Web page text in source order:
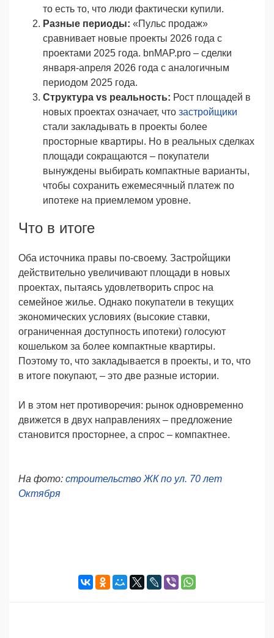
то есть то, что люди фактически купили.
Разные периоды: «Пульс продаж»
сравнивает новые проекты 2026 года с
проектами 2025 года. bnMAP.pro – сделки
января-апреля 2026 года с аналогичным
периодом 2025 года.
Структура vs реальность: Рост площадей в
новых проектах означает, что застройщики
стали закладывать в проекты более
просторные квартиры. Но в реальных сделках
площади сокращаются – покупатели
вынуждены выбирать компактные варианты,
чтобы сохранить ежемесячный платеж по
ипотеке на приемлемом уровне.
Что в итоге
Оба источника правы по-своему. Застройщики
действительно увеличивают площади в новых
проектах, пытаясь удовлетворить спрос на
семейное жилье. Однако покупатели в текущих
экономических условиях (высокие ставки,
ограниченная доступность ипотеки) голосуют
кошельком за более компактные квартиры.
Поэтому то, что закладывается в проекты, и то, что
в итоге покупают, – это две разные истории.
И в этом нет противоречия: рынок одновременно
движется в двух направлениях – предложение
становится просторнее, а спрос – компактнее.
На фото: строительство ЖК по ул. 70 лет
Октября